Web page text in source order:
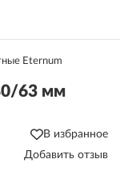
Eternum
63 мм
В избранное
Добавить отзыв